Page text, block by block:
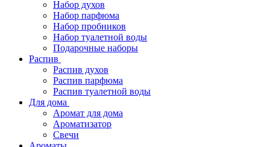
Набор духов
Набор парфюма
Набор пробников
Набор туалетной воды
Подарочные наборы
Распив
Распив духов
Распив парфюма
Распив туалетной воды
Для дома
Аромат для дома
Ароматизатор
Свечи